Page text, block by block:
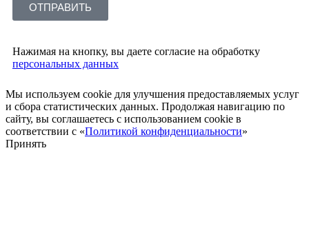
ОТПРАВИТЬ
Нажимая на кнопку, вы даете согласие на обработку
персональных данных
Мы используем cookie для улучшения предоставляемых услуг
и сбора статистических данных. Продолжая навигацию по
сайту, вы соглашаетесь с использованием cookie в
соответствии с «Политикой конфиденциальности»
Принять